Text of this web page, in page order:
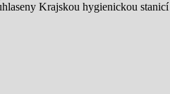
Krajskou hygienickou